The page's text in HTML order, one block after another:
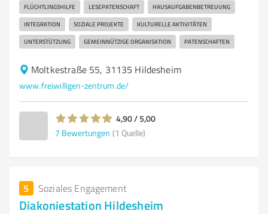
FLÜCHTLINGSHILFE LESEPATENSCHAFT HAUSAUFGABENBETREUUNG
INTEGRATION SOZIALE PROJEKTE KULTURELLE AKTIVITÄTEN
UNTERSTÜTZUNG GEMEINNÜTZIGE ORGANISATION PATENSCHAFTEN
Moltkestraße 55, 31135 Hildesheim
www.freiwilligen-zentrum.de/
4,90 / 5,00
7 Bewertungen (1 Quelle)
5 Soziales Engagement
Diakoniestation Hildesheim